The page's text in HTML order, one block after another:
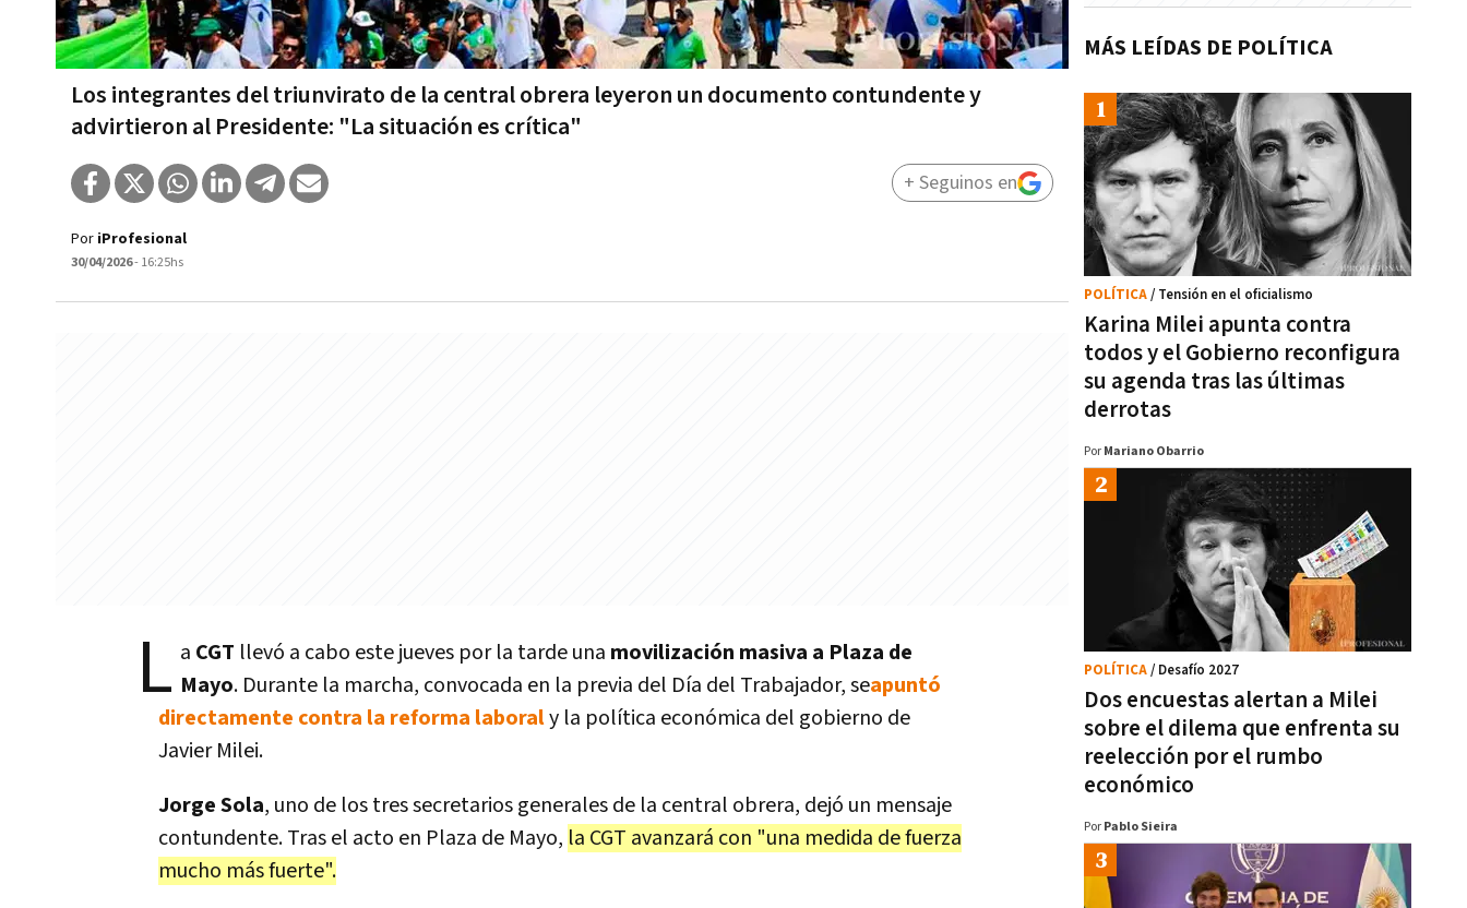
Los integrantes del triunvirato de la central obrera leyeron un documento contundente y
advirtieron al Presidente: "La situación es crítica"
Por iProfesional
30/04/2026- 16:25hs
+ Seguinos en
L a CGT llevó a cabo este jueves por la tarde una movilización masiva a Plaza de
Mayo. Durante la marcha, convocada en la previa del Día del Trabajador, seapuntó
directamente contra la reforma laboraly la política económica del gobierno de
Javier Milei.
Jorge Sola, uno de los tres secretarios generales de la central obrera, dejó un mensaje
contundente. Tras el acto en Plaza de Mayo, la CGT avanzará con "una medida de fuerza
mucho más fuerte".
MÁS LEÍDAS DE POLÍTICA
Karina Milei apunta contra
todos y el Gobierno reconfigura
su agenda tras las últimas
derrotas
POLÍTICA/ Tensión en el oficialismo
Por Mariano Obarrio
Dos encuestas alertan a Milei
sobre el dilema que enfrenta su
reelección por el rumbo
económico
POLÍTICA/ Desafío 2027
Por Pablo Sieira